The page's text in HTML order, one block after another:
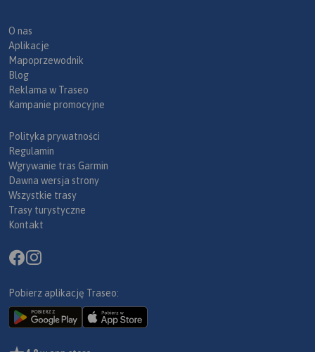
O nas
Aplikacje
Mapoprzewodnik
Blog
Reklama w Traseo
Kampanie promocyjne
Polityka prywatności
Regulamin
Wgrywanie tras Garmin
Dawna wersja strony
Wszystkie trasy
Trasy turystyczne
Kontakt
Pobierz aplikację Traseo: